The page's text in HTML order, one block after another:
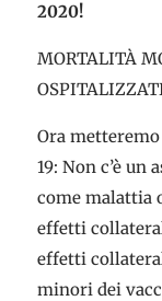
2020!
MORTALITÀ
Ora
19: Non c’è un
come malattia
effetti
effetti
minori dei